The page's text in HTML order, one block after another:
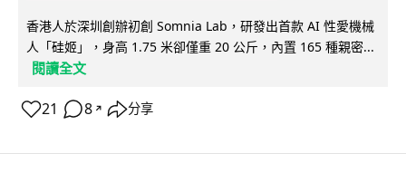
香港人於深圳創辦初創 Somnia Lab，研發出首款 AI 性愛機械
人「硅姬」，身高 1.75 米卻僅重 20 公斤，內置 165 種親密...
閱讀全文
21 8 ↗ 分享